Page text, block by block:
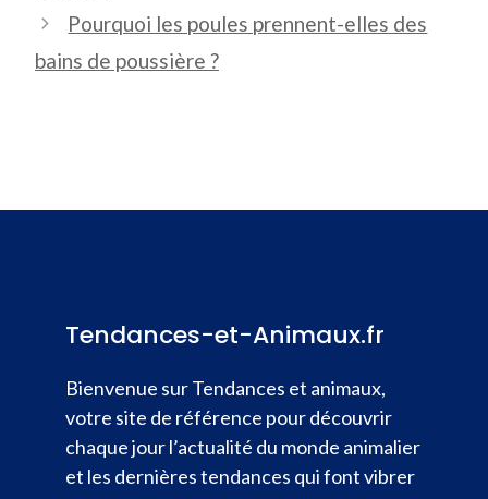
Pourquoi les poules prennent-elles des
bains de poussière ?
Tendances-et-Animaux.fr
Bienvenue sur Tendances et animaux,
votre site de référence pour découvrir
chaque jour l’actualité du monde animalier
et les dernières tendances qui font vibrer